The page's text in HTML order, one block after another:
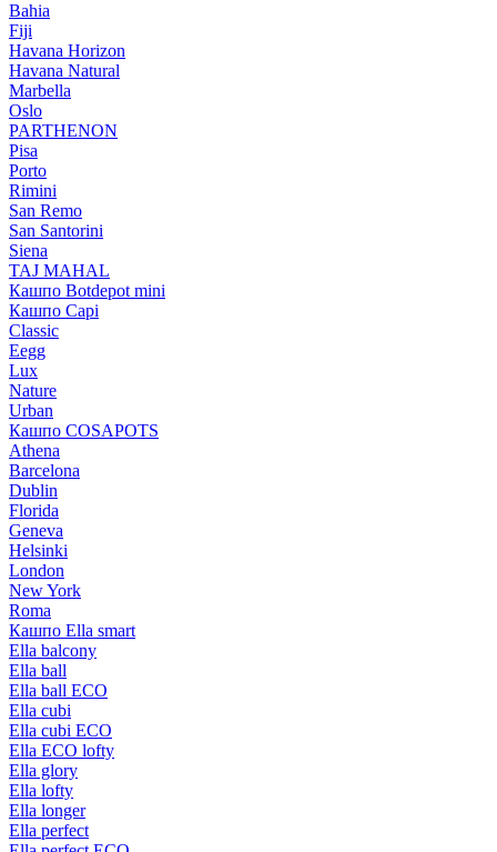
Bahia
Fiji
Havana Horizon
Havana Natural
Marbella
Oslo
PARTHENON
Pisa
Porto
Rimini
San Remo
San Santorini
Siena
TAJ MAHAL
Кашпо Botdepot mini
Кашпо Capi
Classic
Eegg
Lux
Nature
Urban
Кашпо COSAPOTS
Athena
Barcelona
Dublin
Florida
Geneva
Helsinki
London
New York
Roma
Кашпо Ella smart
Ella balcony
Ella ball
Ella ball ECO
Ella cubi
Ella cubi ECO
Ella ECO lofty
Ella glory
Ella lofty
Ella longer
Ella perfect